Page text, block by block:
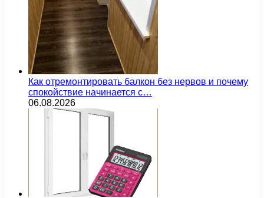
Как отремонтировать балкон без нервов и почему
спокойствие начинается с…
06.08.2026